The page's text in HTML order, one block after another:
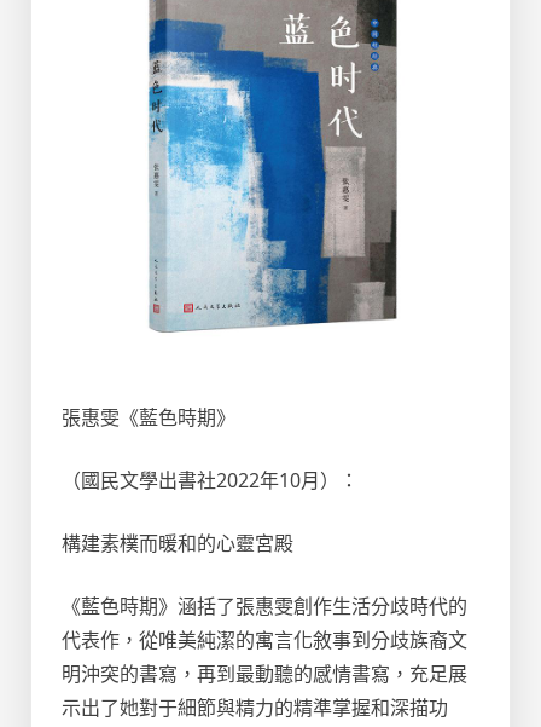
張惠雯《藍色時期》
（國民文學出書社2022年10月）：
構建素樸而暖和的心靈宮殿
《藍色時期》涵括了張惠雯創作生活分歧時代的
代表作，從唯美純潔的寓言化敘事到分歧族裔文
明沖突的書寫，再到最動聽的感情書寫，充足展
示出了她對于細節與精力的精準掌握和深描功